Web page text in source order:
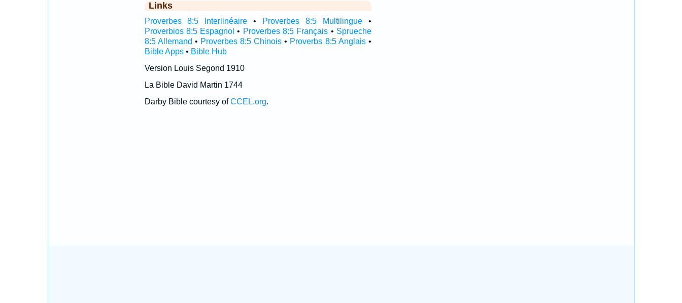
Links
Proverbes 8:5 Interlinéaire • Proverbes 8:5 Multilingue •
Proverbios 8:5 Espagnol • Proverbes 8:5 Français • Sprueche
8:5 Allemand • Proverbes 8:5 Chinois • Proverbs 8:5 Anglais•
Bible Apps• Bible Hub
Version Louis Segond 1910
La Bible David Martin 1744
Darby Bible courtesy ofCCEL.org.